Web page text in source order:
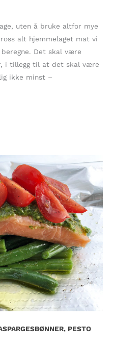
uten å bruke altfor mye
alt hjemmelaget mat vi
Det skal være
i tillegg til at det skal være
ikke minst –
PESTO